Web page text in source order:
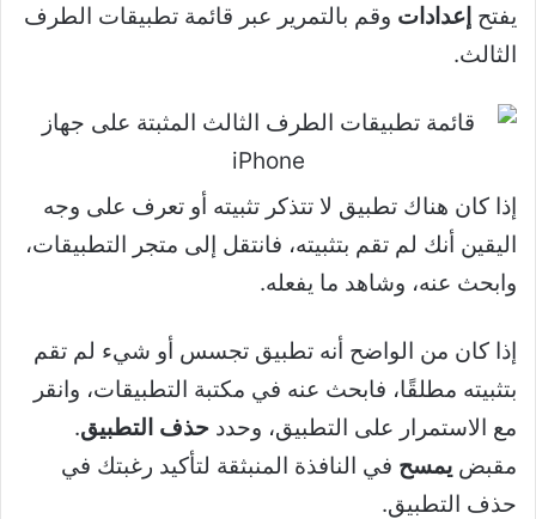
يفتح إعدادات وقم بالتمرير عبر قائمة تطبيقات الطرف
الثالث.
إذا كان هناك تطبيق لا تتذكر تثبيته أو تعرف على وجه
اليقين أنك لم تقم بتثبيته، فانتقل إلى متجر التطبيقات،
وابحث عنه، وشاهد ما يفعله.
إذا كان من الواضح أنه تطبيق تجسس أو شيء لم تقم
بتثبيته مطلقًا، فابحث عنه في مكتبة التطبيقات، وانقر
مع الاستمرار على التطبيق، وحدد حذف التطبيق.
مقبض يمسح في النافذة المنبثقة لتأكيد رغبتك في
حذف التطبيق.